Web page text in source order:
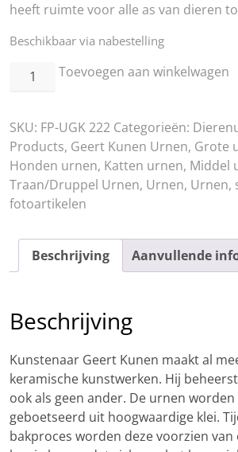
heeft ruimte voor alle as van dieren
Beschikbaar via nabestelling
"Druppel
en
pootafdruk"
-
Geert
Kunen
aantal
Toevoegen aan winkelwagen
SKU: FP-UGK 222 Categorieën:
Products, Geert Kunen Urnen, Grote
Honden urnen, Katten urnen, Middel
Traan/Druppel Urnen, Urnen, Urnen,
fotoartikelen
Beschrijving Aanvullende
Beschrijving
Kunstenaar Geert Kunen maakt al
keramische kunstwerken. Hij
ook als geen ander. De urnen
geboetseerd uit hoogwaardige klei.
bakproces worden deze voorzien van